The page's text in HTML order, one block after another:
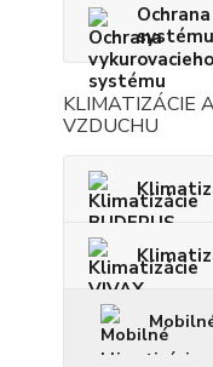
systému
KLIMATIZÁCIE
VZDUCHU